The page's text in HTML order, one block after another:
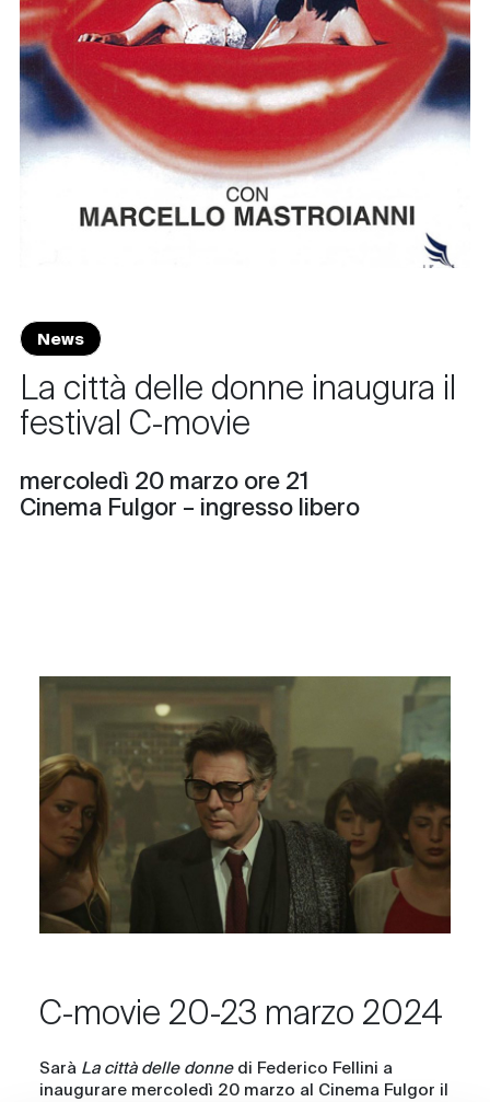
News
La città delle donne inaugura il
festival C-movie
mercoledì 20 marzo ore 21
Cinema Fulgor – ingresso libero
C-movie 20-23 marzo 2024
Sarà La città delle donnedi Federico Fellini a
inaugurare mercoledì 20 marzo al Cinema Fulgor il